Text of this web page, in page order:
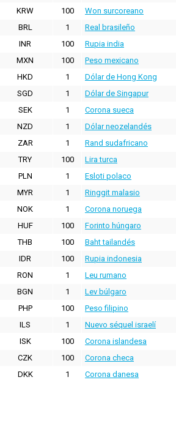
KRW
100 Won surcoreano
BRL
1 Real brasileño
INR
100 Rupia india
MXN
100 Peso mexicano
HKD
1 Dólar de Hong Kong
SGD
1 Dólar de Singapur
SEK
1 Corona sueca
NZD
1 Dólar neozelandés
ZAR
1 Rand sudafricano
TRY
100 Lira turca
PLN
1 Esloti polaco
MYR
1 Ringgit malasio
NOK
1 Corona noruega
HUF
100 Forinto húngaro
THB
100 Baht tailandés
IDR
100 Rupia indonesia
RON
1 Leu rumano
BGN
1 Lev búlgaro
PHP
100 Peso filipino
ILS
1 Nuevo séquel israelí
ISK
100 Corona islandesa
CZK
100 Corona checa
DKK
1 Corona danesa